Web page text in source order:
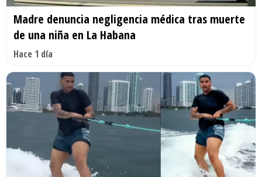
Madre denuncia negligencia médica tras muerte
de una niña en La Habana
Hace 1 día